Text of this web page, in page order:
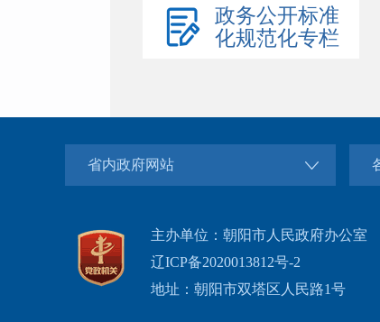
政务公开标准
化规范化专栏
省内政府网站
主办单位：朝阳市人民政府办公室
辽ICP备2020013812号-2
地址：朝阳市双塔区人民路1号